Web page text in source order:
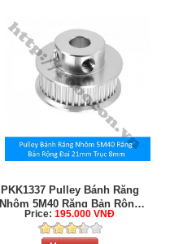
PKK1337 Pulley Bánh Răng
Nhôm 5M40 Răng Bản Rộng
Đai ...
Price:195.000 VNĐ